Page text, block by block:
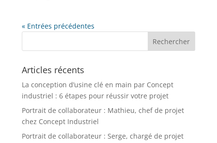
« Entrées précédentes
Articles récents
La conception d’usine clé en main par Concept
industriel : 6 étapes pour réussir votre projet
Portrait de collaborateur : Mathieu, chef de projet
chez Concept Industriel
Portrait de collaborateur : Serge, chargé de projet